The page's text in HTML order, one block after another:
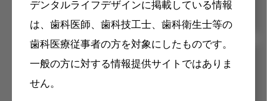
デンタルライフデザインに掲載している情報
は、歯科医師、歯科技工士、歯科衛生士等の
歯科医療従事者の方を対象にしたものです。
一般の方に対する情報提供サイトではありま
せん。
メリット